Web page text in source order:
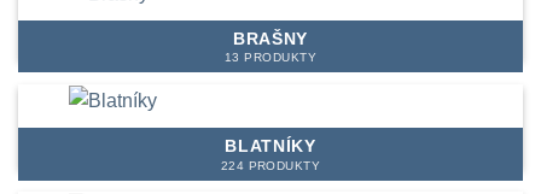
BRAŠNY
13 PRODUKTY
BLATNÍKY
224 PRODUKTY